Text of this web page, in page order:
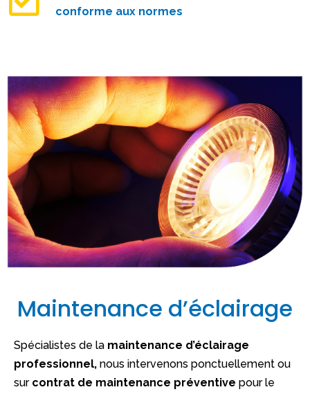
conforme aux normes
Maintenance d’éclairage
Spécialistes de la maintenance d’éclairage
professionnel, nous intervenons ponctuellement ou
sur contrat de maintenance préventive pour le